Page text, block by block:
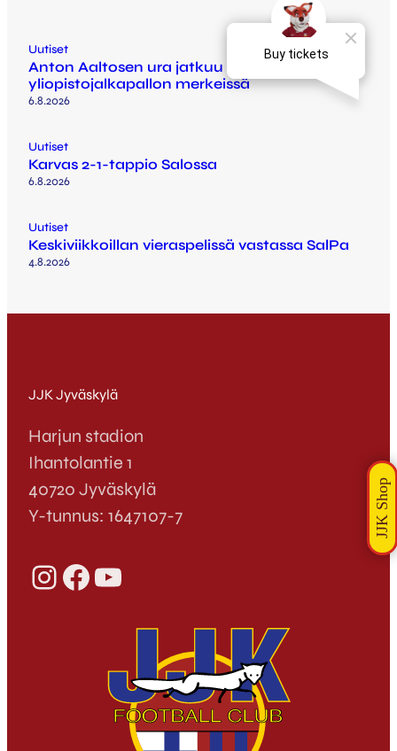
Uutiset
Anton Aaltosen ura jatkuu Arizonassa
yliopistojalkapallon merkeissä
6.8.2026
Uutiset
Karvas 2-1-tappio Salossa
6.8.2026
Uutiset
Keskiviikkoillan vieraspelissä vastassa SalPa
4.8.2026
JJK Jyväskylä
Harjun stadion
Ihantolantie 1
40720 Jyväskylä
Y-tunnus: 1647107-7
InstagramFacebook YouTube